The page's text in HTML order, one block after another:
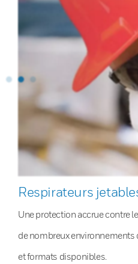
Respirateurs
Une protection accrue contre
de nombreux
et formats disponibles.